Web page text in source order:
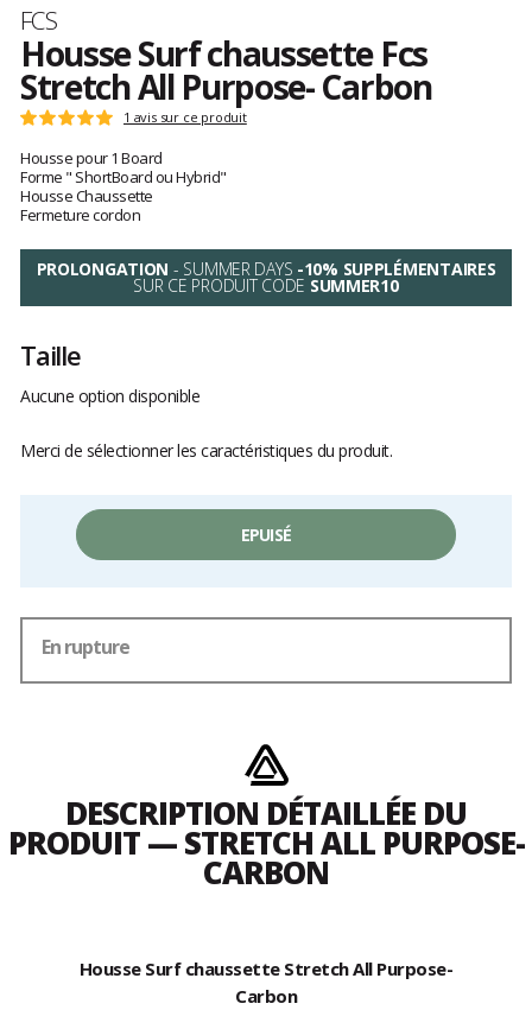
Marque
FCS
Housse Surf chaussette Fcs
Stretch All Purpose- Carbon
Les
clients
Note
:
5
sur
5
1 avis sur ce produit
Housse pour 1 Board
Forme " ShortBoard ou Hybrid"
Housse Chaussette
Fermeture cordon
PROLONGATION - SUMMER DAYS -10% SUPPLÉMENTAIRES
SUR CE PRODUIT CODE SUMMER10
Taille
Aucune option disponible
Merci de sélectionner les caractéristiques du produit.
EPUISÉ
En rupture
DESCRIPTION DÉTAILLÉE DU
PRODUIT — STRETCH ALL PURPOSE-
CARBON
Housse Surf chaussette Stretch All Purpose-
Carbon